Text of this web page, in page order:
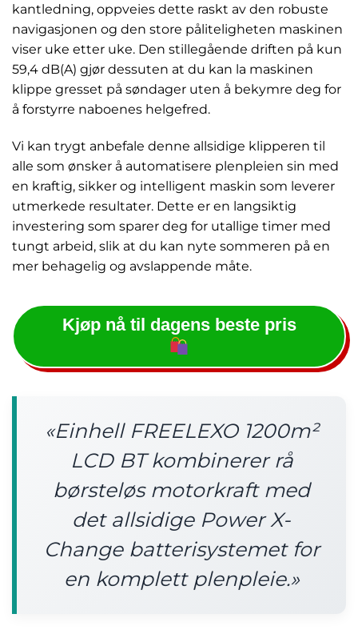
kantledning, oppveies dette raskt av den robuste
navigasjonen og den store påliteligheten maskinen
viser uke etter uke. Den stillegående driften på kun
59,4 dB(A) gjør dessuten at du kan la maskinen
klippe gresset på søndager uten å bekymre deg for
å forstyrre naboenes helgefred.
Vi kan trygt anbefale denne allsidige klipperen til
alle som ønsker å automatisere plenpleien sin med
en kraftig, sikker og intelligent maskin som leverer
utmerkede resultater. Dette er en langsiktig
investering som sparer deg for utallige timer med
tungt arbeid, slik at du kan nyte sommeren på en
mer behagelig og avslappende måte.
Kjøp nå til dagens beste pris
«Einhell FREELEXO 1200m²
LCD BT kombinerer rå
børsteløs motorkraft med
det allsidige Power X-
Change batterisystemet for
en komplett plenpleie.»